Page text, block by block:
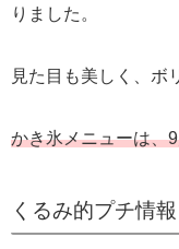
りました。
見た目も美しく、
かき氷メニューは、
くるみ的プチ情報